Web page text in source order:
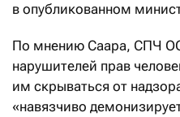
в опубликованном
По мнению Саара, СПЧ
нарушителей прав
им скрываться от
«навязчиво